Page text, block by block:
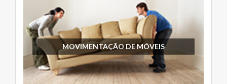
MOVIMENTAÇÃO DE MÓVEIS